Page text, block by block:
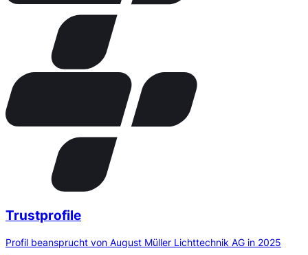
Trustprofile
Profil beansprucht von August Müller Lichttechnik AG in 2025